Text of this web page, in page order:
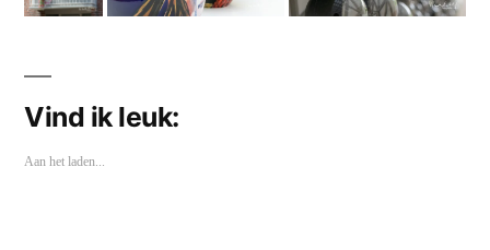
Vind ik leuk:
Aan het laden...